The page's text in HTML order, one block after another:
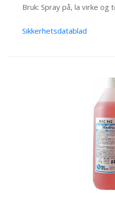
Bruk: Spray på, la virke og
Sikkerhetsdatablad